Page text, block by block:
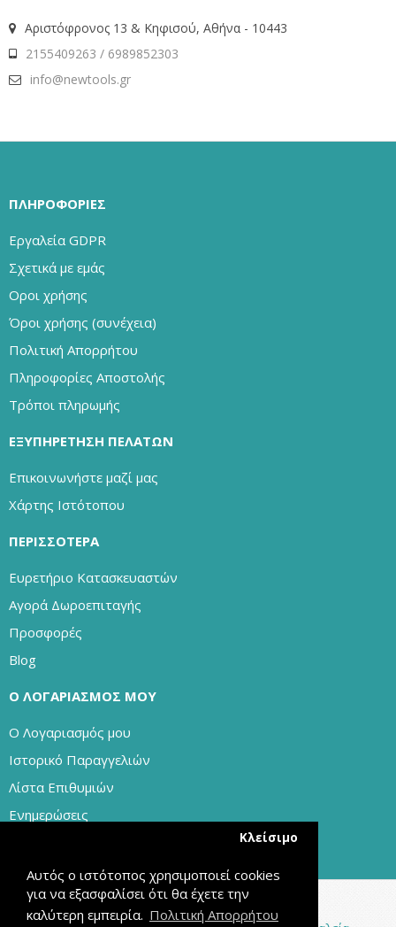
Αυτός ο ιστότοπος χρησιμοποιεί cookies
για να εξασφαλίσει ότι θα έχετε την
καλύτερη εμπειρία. Πολιτική Απορρήτου
Κλείσιμο
Αριστόφρονος 13 & Κηφισού, Αθήνα - 10443
2155409263 / 6989852303
info@newtools.gr
ΠΛΗΡΟΦΟΡΊΕΣ
Εργαλεία GDPR
Σχετικά με εμάς
Οροι χρήσης
Όροι χρήσης (συνέχεια)
Πολιτική Απορρήτου
Πληροφορίες Αποστολής
Τρόποι πληρωμής
ΕΞΥΠΗΡΈΤΗΣΗ ΠΕΛΑΤΏΝ
Επικοινωνήστε μαζί μας
Χάρτης Ιστότοπου
ΠΕΡΙΣΣΌΤΕΡΑ
Ευρετήριο Κατασκευαστών
Αγορά Δωροεπιταγής
Προσφορές
Blog
Ο ΛΟΓΑΡΙΑΣΜΌΣ ΜΟΥ
Ο Λογαριασμός μου
Ιστορικό Παραγγελιών
Λίστα Επιθυμιών
Ενημερώσεις